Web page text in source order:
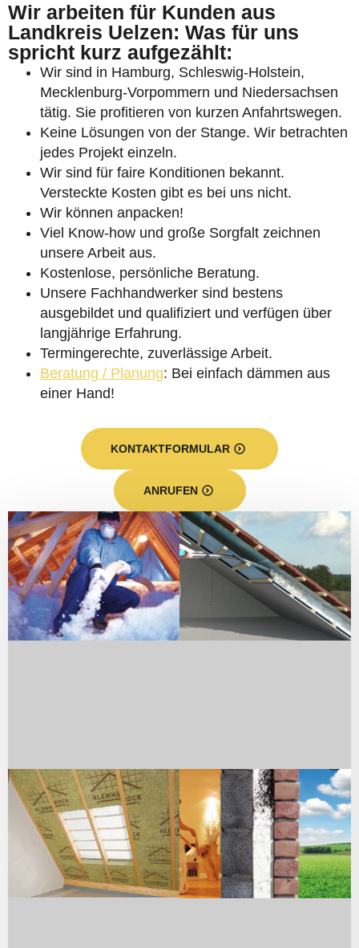
Wir arbeiten für Kunden aus
Landkreis Uelzen: Was für uns
spricht kurz aufgezählt:
Wir sind in Hamburg, Schleswig-Holstein,
Mecklenburg-Vorpommern und Niedersachsen
tätig. Sie profitieren von kurzen Anfahrtswegen.
Keine Lösungen von der Stange. Wir betrachten
jedes Projekt einzeln.
Wir sind für faire Konditionen bekannt.
Versteckte Kosten gibt es bei uns nicht.
Wir können anpacken!
Viel Know-how und große Sorgfalt zeichnen
unsere Arbeit aus.
Kostenlose, persönliche Beratung.
Unsere Fachhandwerker sind bestens
ausgebildet und qualifiziert und verfügen über
langjährige Erfahrung.
Termingerechte, zuverlässige Arbeit.
Beratung / Planung: Bei einfach dämmen aus
einer Hand!
KONTAKTFORMULAR
ANRUFEN